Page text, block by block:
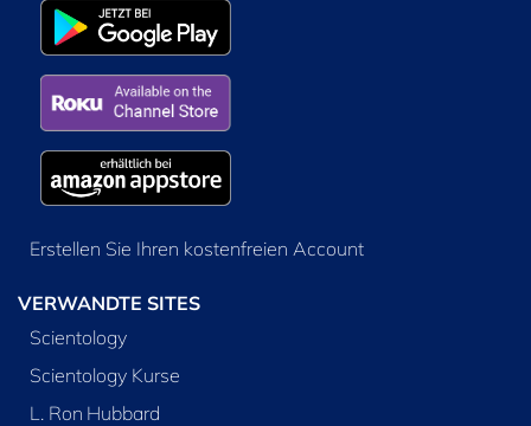
Erstellen Sie Ihren kostenfreien Account
VERWANDTE SITES
Scientology
Scientology Kurse
L. Ron Hubbard